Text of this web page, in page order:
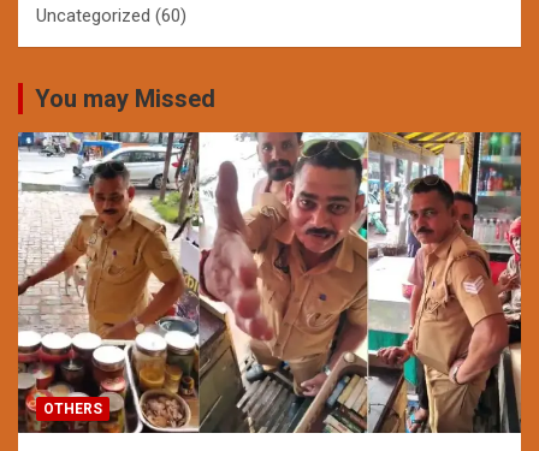
Uncategorized (60)
You may Missed
OTHERS